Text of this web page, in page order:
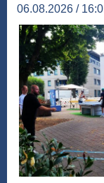
06.08.2026 /